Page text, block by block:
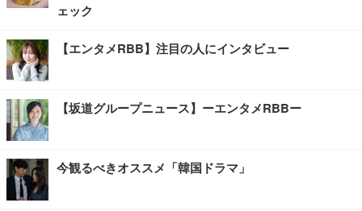
ェック
【エンタメRBB】注目の人にインタビュー
【坂道グループニュース】ーエンタメRBBー
今観るべきオススメ「韓国ドラマ」